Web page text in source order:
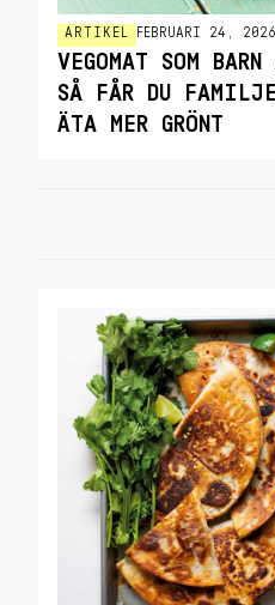
ARTIKEL FEBRUARI 24, 2026
VEGOMAT SOM
SÅ FÅR DU
ÄTA MER GRÖNT